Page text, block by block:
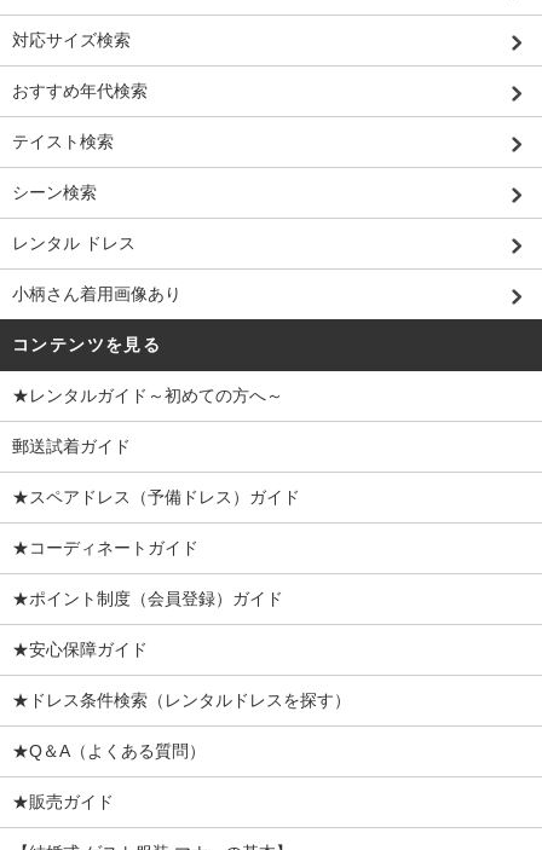
対応サイズ検索
おすすめ年代検索
テイスト検索
シーン検索
レンタル ドレス
小柄さん着用画像あり
コンテンツを見る
★レンタルガイド～初めての方へ～
郵送試着ガイド
★スペアドレス（予備ドレス）ガイド
★コーディネートガイド
★ポイント制度（会員登録）ガイド
★安心保障ガイド
★ドレス条件検索（レンタルドレスを探す）
★Q＆A（よくある質問）
★販売ガイド